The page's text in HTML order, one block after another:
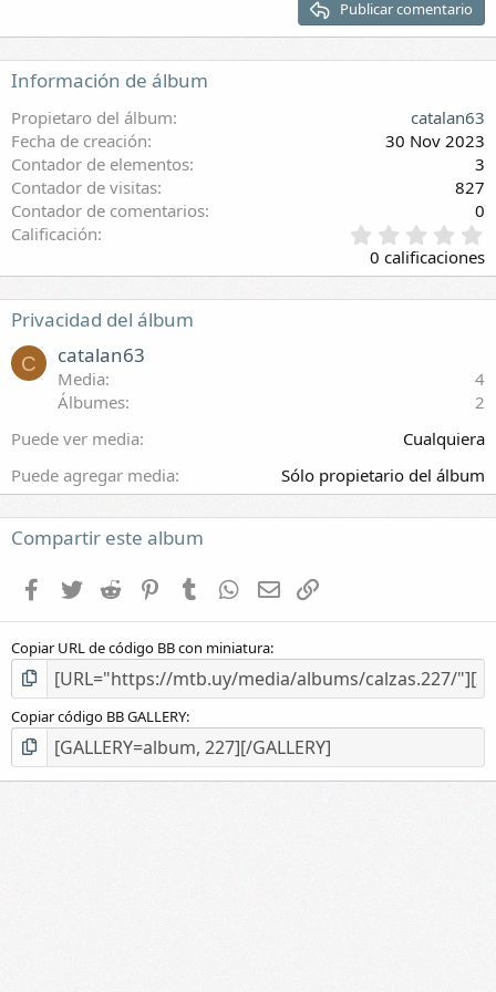
Publicar comentario
Información de álbum
Propietaro del álbum
catalan63
Fecha de creación
30 Nov 2023
Contador de elementos
3
Contador de visitas
827
Contador de comentarios
0
Calificación
,
0
0
l
a
s
)
0 calificaciones
Privacidad del álbum
C catalan63
Media
4
Álbumes
2
Puede ver media
Cualquiera
Puede agregar media
Sólo propietario del álbum
Compartir este album
Facebook
Twitter Reddit PinterestTumblr WhatsApp
E-mail
Copiar URL de código BB con miniatura
Copiar código BB GALLERY